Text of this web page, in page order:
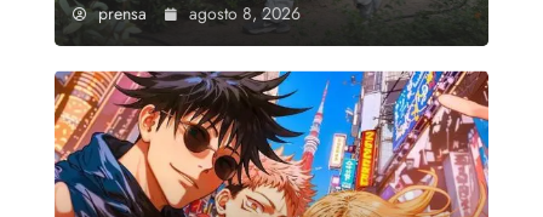
prensa agosto 8, 2026